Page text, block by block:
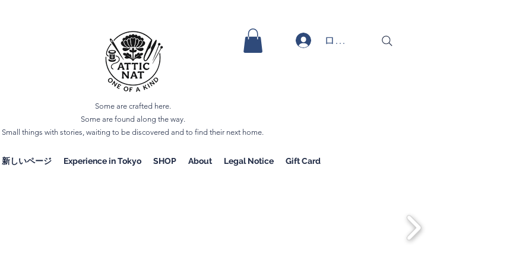
ログイン
Some are crafted here.
Some are found along the way.
Small things with stories, waiting to be discovered and to find their next home.
新しいページ Experience in Tokyo SHOP About Legal Notice Gift Card